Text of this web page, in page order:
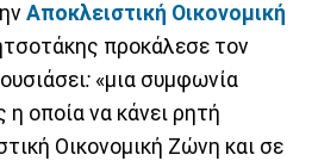
Αποκλειστική Οικονομική
προκάλεσε τον
: «μια συμφωνία
η οποία να κάνει ρητή
Οικονομική Ζώνη και σε